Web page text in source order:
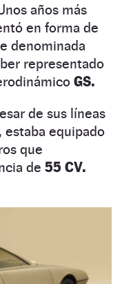
años más
en forma de
denominada
representado
GS.
de sus líneas
estaba equipado
que
de 55 CV.